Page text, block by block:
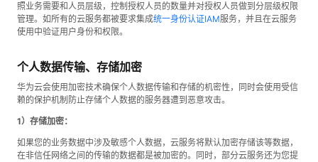
照业务需要和人员层级，控制授权人员的数量并对授权人员做到分层级权限
管理。如所有的云服务都被要求集成统一身份认证IAM服务，并且在云服务
使用中验证用户身份和权限。
个人数据传输、存储加密
华为云会使用加密技术确保个人数据传输和存储的机密性，同时会使用受信
赖的保护机制防止存储个人数据的服务器遭到恶意攻击。
1）存储加密：
如果您的业务数据中涉及敏感个人数据，云服务将默认加密存储该等数据，
在非信任网络之间的传输的数据都是被加密的。同时，部分云服务还为您提